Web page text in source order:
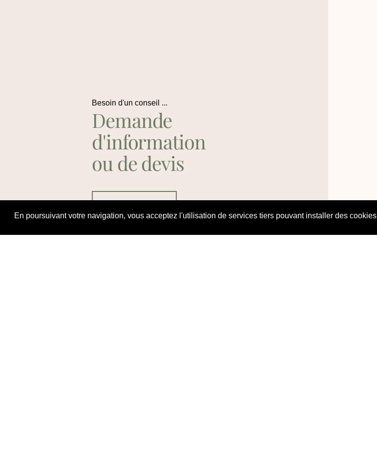
Besoin d'un conseil ...
Demande
d'information
ou de devis
Contactez Nous
En poursuivant votre navigation, vous acceptez l'utilisation de services tiers pouvant installer des cookies